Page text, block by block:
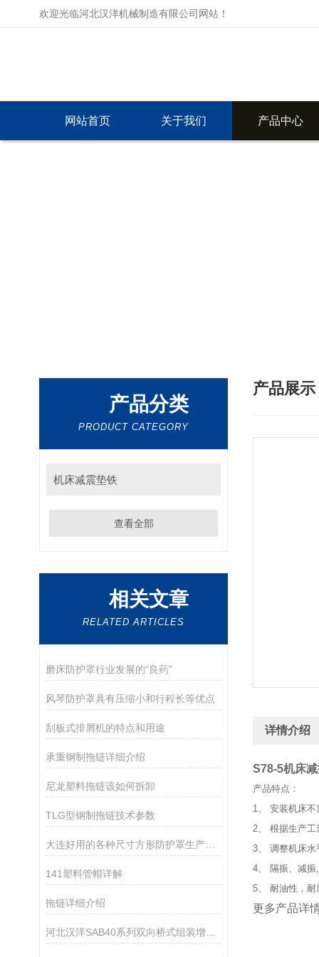
欢迎光临河北汉洋机械制造有限公司网站！
网站首页 关于我们 产品中心
产品分类
PRODUCT CATEGORY
机床减震垫铁
查看全部
相关文章
RELATED ARTICLES
磨床防护罩行业发展的“良药”
风琴防护罩具有压缩小和行程长等优点
刮板式排屑机的特点和用途
承重钢制拖链详细介绍
尼龙塑料拖链该如何拆卸
TLG型钢制拖链技术参数
大连好用的各种尺寸方形防护罩生产厂家,机床附件伸缩防护罩
141塑料管帽详解
拖链详细介绍
产品展示
详情介绍
S78-5机床
产品特点：
1、 安装机床
2、 根据生产
3、 调整机床
4、 隔振、减振
5、 耐油性，耐
更多产品详